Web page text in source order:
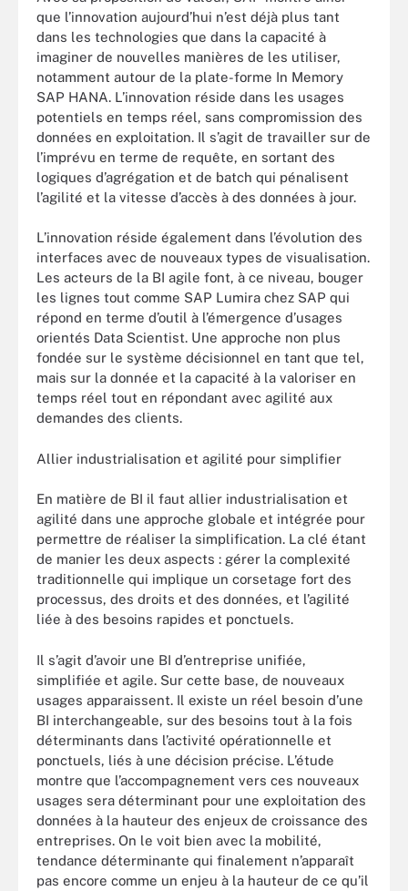
que l’innovation aujourd’hui n’est déjà plus tant
dans les technologies que dans la capacité à
imaginer de nouvelles manières de les utiliser,
notamment autour de la plate-forme In Memory
SAP HANA. L’innovation réside dans les usages
potentiels en temps réel, sans compromission des
données en exploitation. Il s’agit de travailler sur de
l’imprévu en terme de requête, en sortant des
logiques d’agrégation et de batch qui pénalisent
l’agilité et la vitesse d’accès à des données à jour.
L’innovation réside également dans l’évolution des
interfaces avec de nouveaux types de visualisation.
Les acteurs de la BI agile font, à ce niveau, bouger
les lignes tout comme SAP Lumira chez SAP qui
répond en terme d’outil à l’émergence d’usages
orientés Data Scientist. Une approche non plus
fondée sur le système décisionnel en tant que tel,
mais sur la donnée et la capacité à la valoriser en
temps réel tout en répondant avec agilité aux
demandes des clients.
Allier industrialisation et agilité pour simplifier
En matière de BI il faut allier industrialisation et
agilité dans une approche globale et intégrée pour
permettre de réaliser la simplification. La clé étant
de manier les deux aspects : gérer la complexité
traditionnelle qui implique un corsetage fort des
processus, des droits et des données, et l’agilité
liée à des besoins rapides et ponctuels.
Il s’agit d’avoir une BI d’entreprise unifiée,
simplifiée et agile. Sur cette base, de nouveaux
usages apparaissent. Il existe un réel besoin d’une
BI interchangeable, sur des besoins tout à la fois
déterminants dans l’activité opérationnelle et
ponctuels, liés à une décision précise. L’étude
montre que l’accompagnement vers ces nouveaux
usages sera déterminant pour une exploitation des
données à la hauteur des enjeux de croissance des
entreprises. On le voit bien avec la mobilité,
tendance déterminante qui finalement n’apparaît
pas encore comme un enjeu à la hauteur de ce qu’il